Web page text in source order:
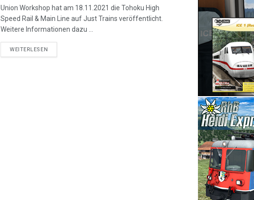
Union Workshop hat am 18.11.2021 die Tohoku High
Speed Rail & Main Line auf Just Trains veröffentlicht.
Weitere Informationen dazu ...
WEITERLESEN